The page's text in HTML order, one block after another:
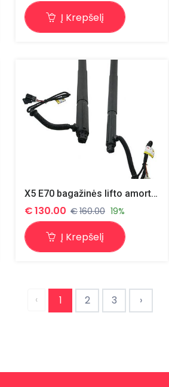
Į Krepšelį
X5 E70 bagažinės lifto amortizatoriai, kompl.
€130.00 €160.00 19%
Į Krepšelį
‹ 1 2 3 ›